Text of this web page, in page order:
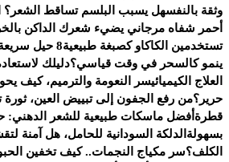
وثقة بالنفسهل يسبب البلسم تساقط الشعر؟
أحمر شفاه مرجاني يضيء شعرك الداكن
تستخدمين الكاكاو كصبغة طبيعية
8 حيل
ينمو كالسحر في وقت قياسي؟دليلك
العلاج الكيميائيسر النعومة والترميم، كيف
حرير؟من رفع الجفون إلى تبييض العين،
قطرة أفضل ماسكات طبيعية للشعر الدهني:
بسهولة الدلكة السودانية للحامل، هل آمنة
الكلف؟